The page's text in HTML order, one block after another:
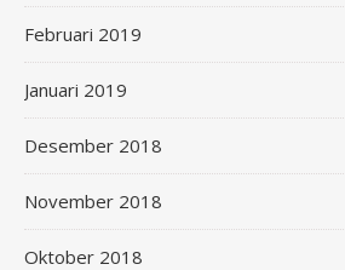
Februari 2019
Januari 2019
Desember 2018
November 2018
Oktober 2018